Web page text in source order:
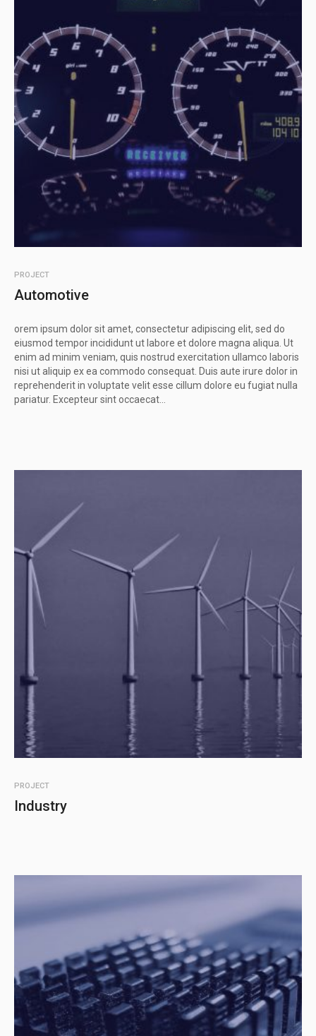
PROJECT
Automotive
orem ipsum dolor sit amet, consectetur adipiscing elit, sed do
eiusmod tempor incididunt ut labore et dolore magna aliqua. Ut
enim ad minim veniam, quis nostrud exercitation ullamco laboris
nisi ut aliquip ex ea commodo consequat. Duis aute irure dolor in
reprehenderit in voluptate velit esse cillum dolore eu fugiat nulla
pariatur. Excepteur sint occaecat...
PROJECT
Industry